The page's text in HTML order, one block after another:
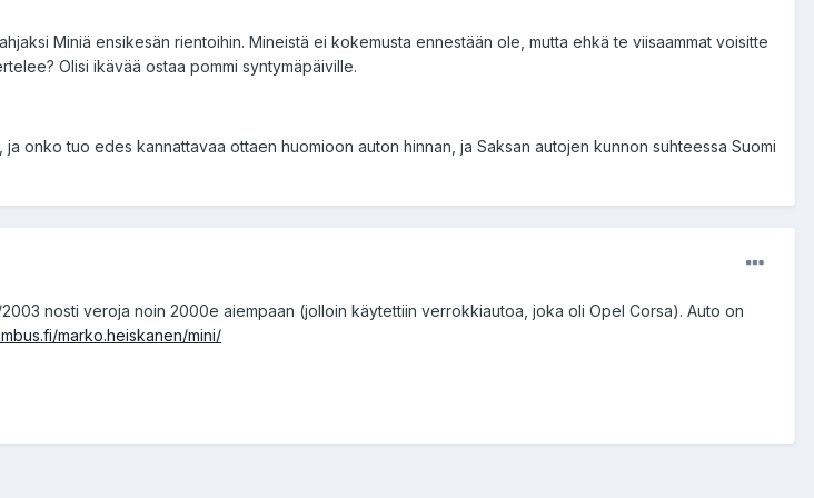
Miniä ensikesän rientoihin. Mineistä ei kokemusta ennestään ole, mutta ehkä te viisaammat voisitte
Olisi ikävää ostaa pommi syntymäpäiville.
onko tuo edes kannattavaa ottaen huomioon auton hinnan, ja Saksan autojen kunnon suhteessa Suomi
nosti veroja noin 2000e aiempaan (jolloin käytettiin verrokkiautoa, joka oli Opel Corsa). Auto on
marko.heiskanen/mini/